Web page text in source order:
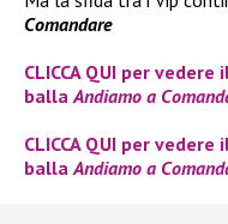
Comandare
CLICCA QUI per
ballaAndiamo a
CLICCA QUI per vedere
ballaAndiamo a